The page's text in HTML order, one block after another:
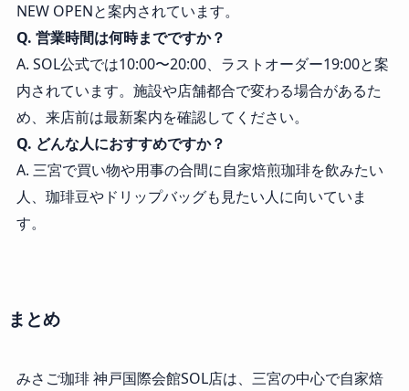
NEW OPENと案内されています。
Q. 営業時間は何時までですか？
A. SOL公式では10:00〜20:00、ラストオーダー19:00と案
内されています。施設や店舗都合で変わる場合があるた
め、来店前は最新案内を確認してください。
Q. どんな人におすすめですか？
A. 三宮で買い物や用事の合間に自家焙煎珈琲を飲みたい
人、珈琲豆やドリップバッグも見たい人に向いていま
す。
まとめ
みさご珈琲 神戸国際会館SOL店は、三宮の中心で自家焙